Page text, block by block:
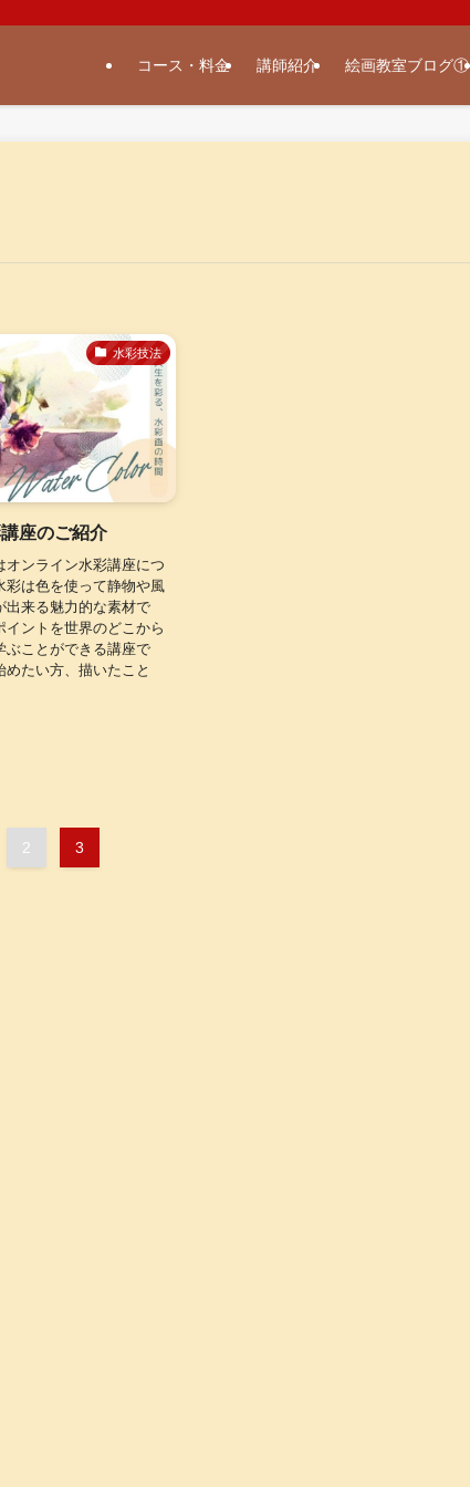
コース・料金 講師紹介 絵画教室ブログ①
水彩技法
座のご紹介
オンライン水彩講座につ
彩は色を使って静物や風
出来る魅力的な素材で
イントを世界のどこから
ぶことができる講座で
たい方、描いたこと
2 3